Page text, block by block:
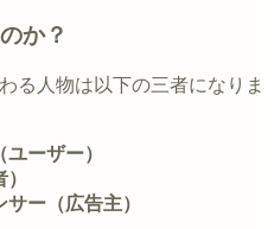
か？
る人物は以下の三者になりま
ーザー）
ー（広告主）